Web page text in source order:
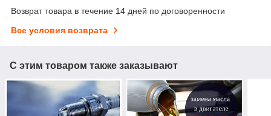
Возврат товара в течение 14 дней по договоренности
Все условия возврата
С этим товаром также заказывают